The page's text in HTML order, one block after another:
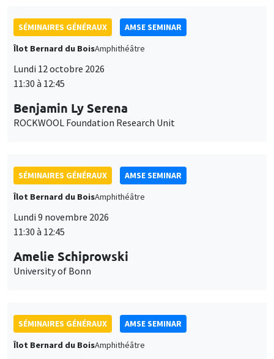
SÉMINAIRES GÉNÉRAUX
AMSE SEMINAR
Îlot Bernard du BoisAmphithéâtre
Lundi 12 octobre 2026
11:30 à 12:45
Benjamin Ly Serena
ROCKWOOL Foundation Research Unit
SÉMINAIRES GÉNÉRAUX
AMSE SEMINAR
Îlot Bernard du BoisAmphithéâtre
Lundi 9 novembre 2026
11:30 à 12:45
Amelie Schiprowski
University of Bonn
SÉMINAIRES GÉNÉRAUX
AMSE SEMINAR
Îlot Bernard du BoisAmphithéâtre